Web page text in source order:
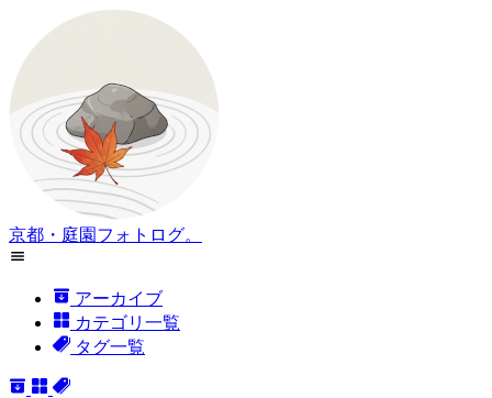
京都・庭園フォトログ。
アーカイブ
カテゴリ一覧
タグ一覧